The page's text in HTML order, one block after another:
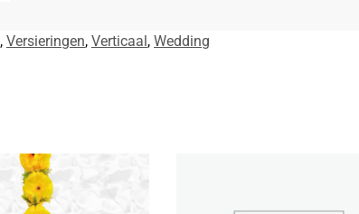
, Versieringen, Verticaal, Wedding